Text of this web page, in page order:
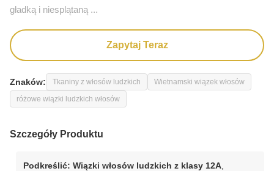
gładką i niesplątaną ...
Zapytaj Teraz
Znaków: Tkaniny z włosów ludzkich
Wietnamski wiązek włosów
różowe wiązki ludzkich włosów
Szczegóły Produktu
Podkreślić: Wiązki włosów ludzkich z klasy 12A